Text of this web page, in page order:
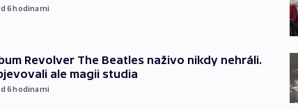
6hodinami
Revolver The Beatles naživo nikdy nehráli.
ale magii studia
6hodinami